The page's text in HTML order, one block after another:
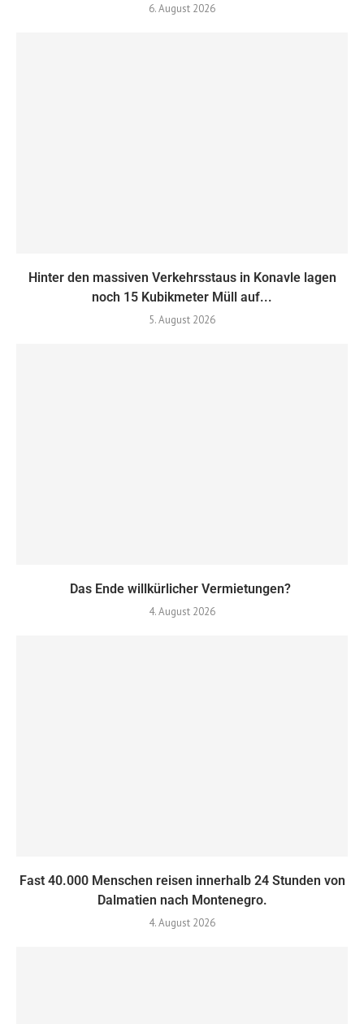
6. August 2026
Hinter den massiven Verkehrsstaus in Konavle lagen
noch 15 Kubikmeter Müll auf...
5. August 2026
Das Ende willkürlicher Vermietungen?
4. August 2026
Fast 40.000 Menschen reisen innerhalb 24 Stunden von
Dalmatien nach Montenegro.
4. August 2026